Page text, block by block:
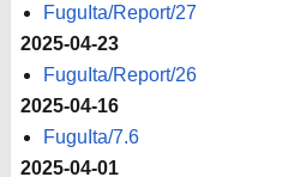
FuguIta/Report/27
2025-04-23
FuguIta/Report/26
2025-04-16
FuguIta/7.6
2025-04-01